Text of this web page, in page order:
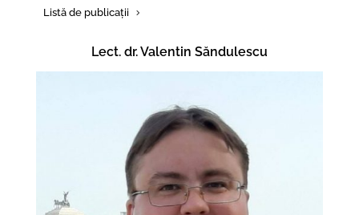
Listă de publicații
Lect. dr. Valentin Săndulescu